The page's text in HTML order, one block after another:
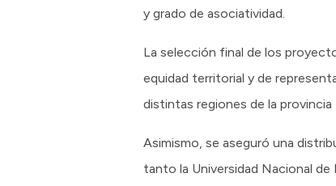
y grado de asociatividad.
La selección final de los
equidad territorial y de
distintas regiones de la
Asimismo, se aseguró una
tanto la Universidad Nacional